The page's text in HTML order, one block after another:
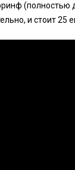
и стоит 25